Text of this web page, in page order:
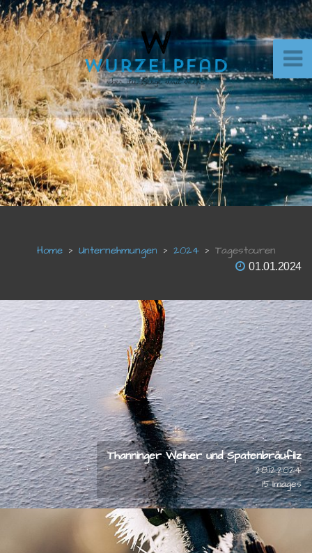
Unternehmungen 2024 Tagestouren
01.01.2024
Thanninger Weiher und Spatenbräufilz
28.12.2024
15